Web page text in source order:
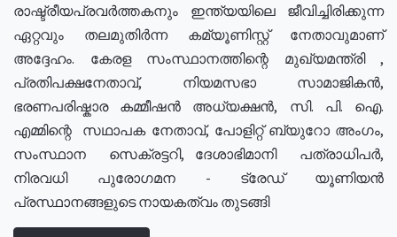
രാഷ്ട്രീയപ്രവർത്തകനും ഇന്ത്യയിലെ ജീവിച്ചിരിക്കുന്ന
ഏറ്റവും തലമുതിർന്ന കമ്യൂണിസ്റ്റ് നേതാവുമാണ്
അദ്ദേഹം. കേരള സംസ്ഥാനത്തിന്റെ മുഖ്യമന്ത്രി ,
പ്രതിപക്ഷനേതാവ്, നിയമസഭാ സാമാജികൻ,
ഭരണപരിഷ്കാര കമ്മീഷൻ അധ്യക്ഷൻ, സി. പി. ഐ.
എമ്മിന്റെ സഥാപക നേതാവ്, പോളിറ്റ് ബ്യുറോ അംഗം,
സംസ്ഥാന സെക്രട്ടറി, ദേശാഭിമാനി പത്രാധിപർ,
നിരവധി പുരോഗമന - ട്രേഡ് യൂണിയൻ
പ്രസ്ഥാനങ്ങളുടെ നായകത്വം തുടങ്ങി